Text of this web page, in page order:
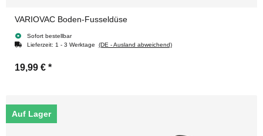
VARIOVAC Boden-Fusseldüse
Sofort bestellbar
Lieferzeit: 1 - 3 Werktage (DE - Ausland abweichend)
19,99 € *
Auf Lager